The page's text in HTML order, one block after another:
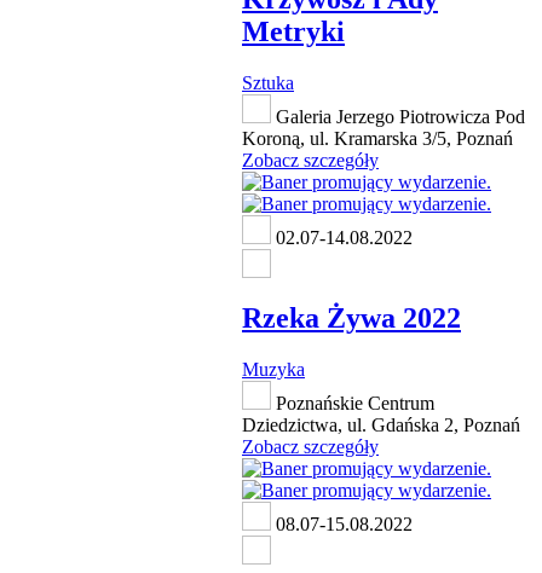
Metryki
Sztuka
Galeria Jerzego Piotrowicza Pod
Koroną, ul. Kramarska 3/5, Poznań
Zobacz szczegóły
02.07-14.08.2022
Rzeka Żywa 2022
Muzyka
Poznańskie Centrum
Dziedzictwa, ul. Gdańska 2, Poznań
Zobacz szczegóły
08.07-15.08.2022